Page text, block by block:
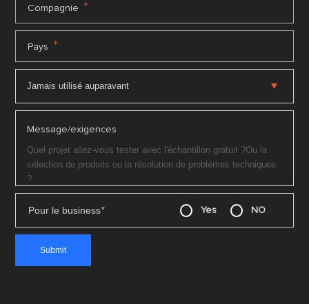
Compagnie *
Pays *
Message/exigences
Pour le business* Yes NO